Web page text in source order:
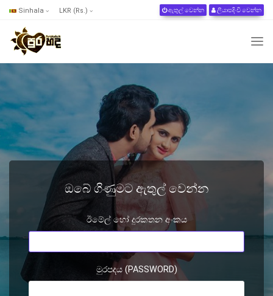
Sinhala LKR (Rs.) ඇතුල් වෙන්න ලියාපදිංචි වෙන්න
ඔබේ ගිණුමට ඇතුල් වෙන්න
ඊමේල් හෝ දුරකතන අංකය
මුරපදය (PASSWORD)